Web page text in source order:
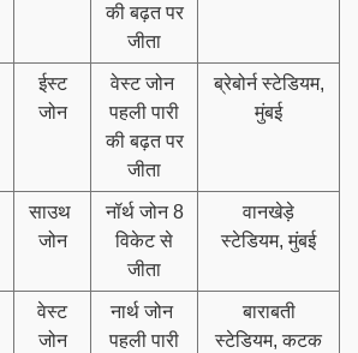
की बढ़त पर
जीता
ईस्ट
जोन
वेस्ट जोन
पहली पारी
की बढ़त पर
जीता
ब्रेबोर्न स्टेडियम,
मुंबई
साउथ
जोन
नॉर्थ जोन 8
विकेट से
जीता
वानखेड़े
स्टेडियम, मुंबई
वेस्ट
जोन
नार्थ जोन
पहली पारी
बाराबती
स्टेडियम, कटक